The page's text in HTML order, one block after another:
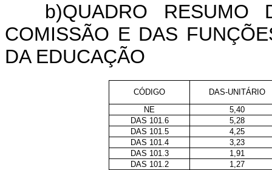
b)QUADRO RESUMO
COMISSÃO E DAS
DA EDUCAÇÃO
CÓDIGO
DAS-UNITÁRIO
NE
5,40
DAS 101.6
5,28
DAS 101.5
4,25
DAS 101.4
3,23
DAS 101.3
1,91
DAS 101.2
1,27